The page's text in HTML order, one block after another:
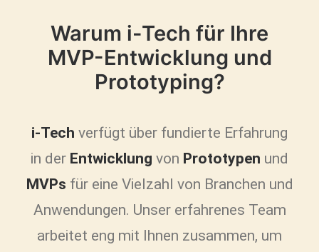
Warum i-Tech für Ihre
MVP-Entwicklung und
Prototyping?
i-Tech verfügt über fundierte Erfahrung
in der Entwicklung von Prototypen und
MVPs für eine Vielzahl von Branchen und
Anwendungen. Unser erfahrenes Team
arbeitet eng mit Ihnen zusammen, um